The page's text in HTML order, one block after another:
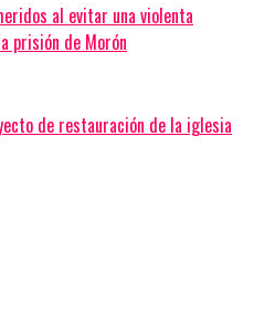
al evitar una violenta
prisión de Morón
de restauración de la iglesia